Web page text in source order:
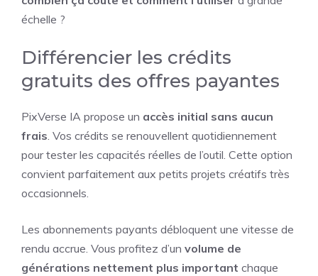
échelle ?
Différencier les crédits
gratuits des offres payantes
PixVerse IA propose un accès initial sans aucun
frais. Vos crédits se renouvellent quotidiennement
pour tester les capacités réelles de l’outil. Cette option
convient parfaitement aux petits projets créatifs très
occasionnels.
Les abonnements payants débloquent une vitesse de
rendu accrue. Vous profitez d’un volume de
générations nettement plus important chaque